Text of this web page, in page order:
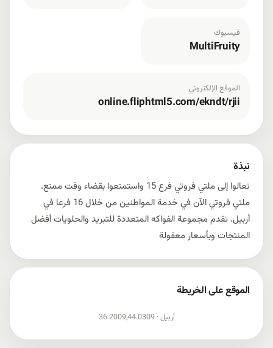
نبذة
تعالوا إلى ملتي فروتي فرع 15 واستمتعوا بقضاء وقت ممتع.
ملتي فروتي الآن في خدمة المواطنين من خلال 16 فرعا في
أربيل. تقدم مجموعة الفواكه المتعددة للتبريد والحلويات أفضل
المنتجات وبأسعار معقولة
فيسبوك
MultiFruity
الموقع الإلكتروني
online.fliphtml5.com/ekndt/rjii
الموقع على الخريطة
أربيل · 36.2009,44.0309